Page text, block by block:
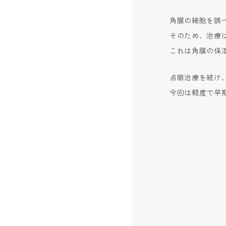
角膜の細胞を調
そのため、治療
これは角膜の保
点眼治療を続け
今回は軽度で早